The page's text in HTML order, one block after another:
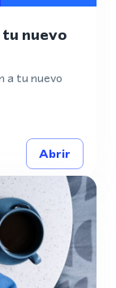
nuevo
a tu nuevo
Abrir